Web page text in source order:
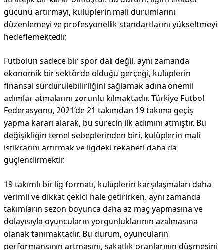
gücünü artırmayı, kulüplerin mali durumlarını
düzenlemeyi ve profesyonellik standartlarını yükseltmeyi
hedeflemektedir.
Futbolun sadece bir spor dalı değil, aynı zamanda
ekonomik bir sektörde olduğu gerçeği, kulüplerin
finansal sürdürülebilirliğini sağlamak adına önemli
adımlar atmalarını zorunlu kılmaktadır. Türkiye Futbol
Federasyonu, 2021’de 21 takımdan 19 takıma geçiş
yapma kararı alarak, bu sürecin ilk adımını atmıştır. Bu
değişikliğin temel sebeplerinden biri, kulüplerin mali
istikrarını artırmak ve ligdeki rekabeti daha da
güçlendirmektir.
19 takımlı bir lig formatı, kulüplerin karşılaşmaları daha
verimli ve dikkat çekici hale getirirken, aynı zamanda
takımların sezon boyunca daha az maç yapmasına ve
dolayısıyla oyuncuların yorgunluklarının azalmasına
olanak tanımaktadır. Bu durum, oyuncuların
performansının artmasını, sakatlık oranlarının düşmesini